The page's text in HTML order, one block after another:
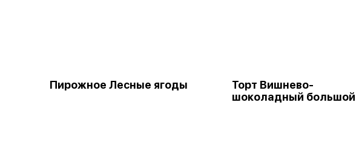
Пирожное Лесные ягоды
Торт Вишнево-
шоколадный большой